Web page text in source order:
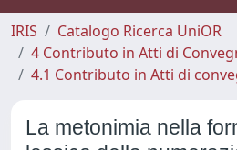
IRIS
Catalogo Ricerca UniOR
4 Contributo in Atti di
4.1 Contributo in Atti di
La metonimia nella